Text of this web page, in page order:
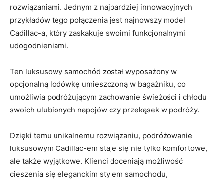
rozwiązaniami. Jednym z najbardziej ⁤innowacyjnych
‌przykładów tego ⁢połączenia jest​ najnowszy ⁣model
Cadillac-a, ‍który zaskakuje swoimi funkcjonalnymi
udogodnieniami.
Ten luksusowy samochód został ​wyposażony w
opcjonalną ​lodówkę umieszczoną w bagażniku, co
umożliwia podróżującym zachowanie świeżości i chłodu
swoich ulubionych napojów czy przekąsek w podróży.
Dzięki temu unikalnemu rozwiązaniu, podróżowanie
⁢luksusowym Cadillac-em staje się nie tylko⁢ komfortowe,
ale⁤ także wyjątkowe. Klienci doceniają ⁣możliwość
cieszenia się eleganckim ‌stylem samochodu,